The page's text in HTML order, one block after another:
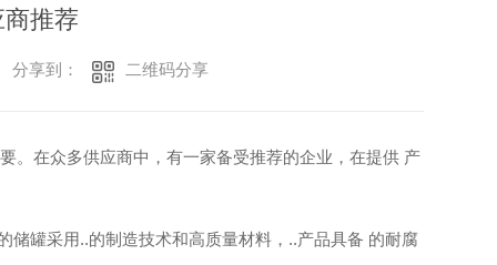
推荐
分享到： 二维码分享
。在众多供应商中，有一家备受推荐的企业，在提供 产
储罐采用..的制造技术和高质量材料，..产品具备 的耐腐